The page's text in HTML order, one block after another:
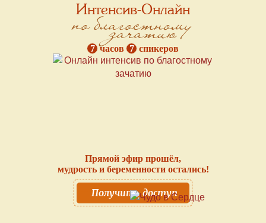
Интенсив-Онлайн
по благостному
зачатию
7 часов 7 спикеров
Прямой эфир прошёл,
мудрость и беременности остались!
Получить доступ